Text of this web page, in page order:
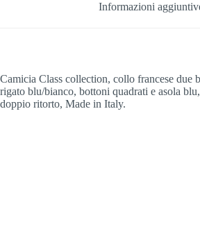
Informazioni
Camicia Class collection, collo francese due
rigato blu/bianco, bottoni quadrati e asola
doppio ritorto, Made in Italy.